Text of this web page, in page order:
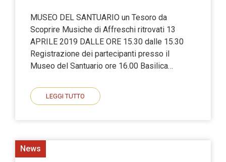
MUSEO DEL SANTUARIO un Tesoro da
Scoprire Musiche di Affreschi ritrovati 13
APRILE 2019 DALLE ORE 15.30 dalle 15.30
Registrazione dei partecipanti presso il
Museo del Santuario ore 16.00 Basilica…
LEGGI TUTTO
News